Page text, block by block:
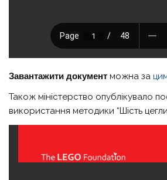
Завантажити документ можна за
Також міністерство опублікувало
використання методики “Шість